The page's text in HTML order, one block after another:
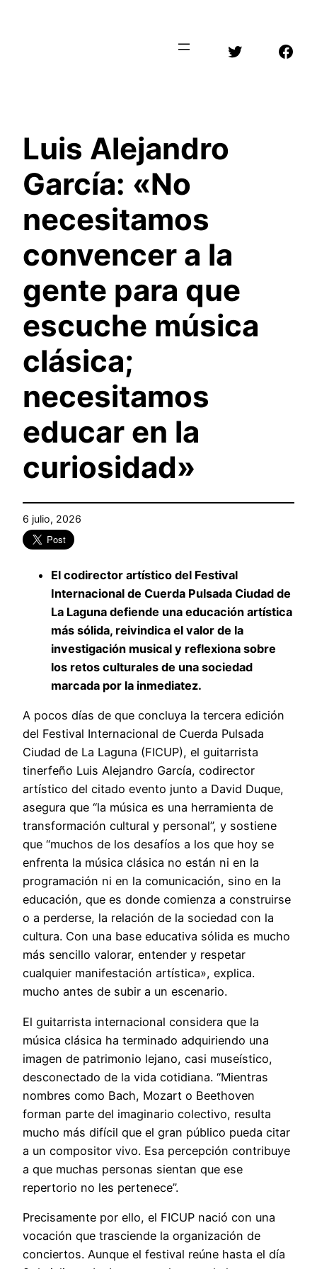
Twitter
Luis Alejandro
García: «No
necesitamos
convencer a la
gente para que
escuche música
clásica;
necesitamos
educar en la
curiosidad»
6 julio, 2026
El codirector artístico del Festival
Internacional de Cuerda Pulsada Ciudad de
La Laguna defiende una educación artística
más sólida, reivindica el valor de la
investigación musical y reflexiona sobre
los retos culturales de una sociedad
marcada por la inmediatez.
A pocos días de que concluya la tercera edición
del Festival Internacional de Cuerda Pulsada
Ciudad de La Laguna (FICUP), el guitarrista
tinerfeño Luis Alejandro García, codirector
artístico del citado evento junto a David Duque,
asegura que “la música es una herramienta de
transformación cultural y personal”, y sostiene
que “muchos de los desafíos a los que hoy se
enfrenta la música clásica no están ni en la
programación ni en la comunicación, sino en la
educación, que es donde comienza a construirse
o a perderse, la relación de la sociedad con la
cultura. Con una base educativa sólida es mucho
más sencillo valorar, entender y respetar
cualquier manifestación artística», explica.
mucho antes de subir a un escenario.
El guitarrista internacional considera que la
música clásica ha terminado adquiriendo una
imagen de patrimonio lejano, casi museístico,
desconectado de la vida cotidiana. “Mientras
nombres como Bach, Mozart o Beethoven
forman parte del imaginario colectivo, resulta
mucho más difícil que el gran público pueda citar
a un compositor vivo. Esa percepción contribuye
a que muchas personas sientan que ese
repertorio no les pertenece”.
Precisamente por ello, el FICUP nació con una
vocación que trasciende la organización de
conciertos. Aunque el festival reúne hasta el día